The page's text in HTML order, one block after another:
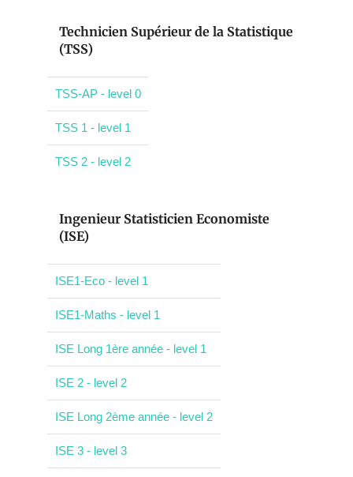
Technicien Supérieur de la Statistique
(TSS)
TSS-AP - level 0
TSS 1 - level 1
TSS 2 - level 2
Ingenieur Statisticien Economiste
(ISE)
ISE1-Eco - level 1
ISE1-Maths - level 1
ISE Long 1ère année - level 1
ISE 2 - level 2
ISE Long 2ème année - level 2
ISE 3 - level 3